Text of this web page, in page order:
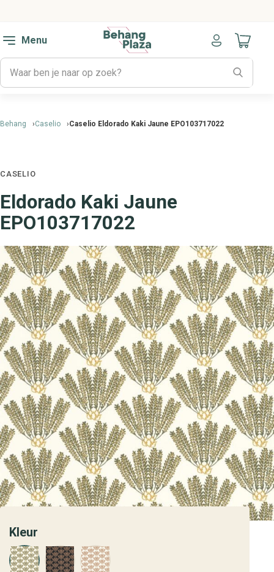
Menu
Naar
Behang Caselio Caselio Eldorado Kaki Jaune EPO103717022
CASELIO
Eldorado Kaki Jaune
EPO103717022
Kleur